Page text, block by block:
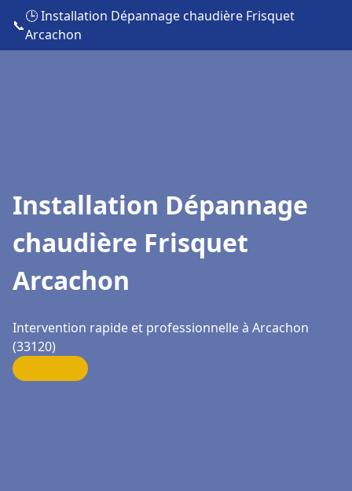
📞
🕒 Installation Dépannage chaudière Frisquet
Arcachon
Installation Dépannage
chaudière Frisquet
Arcachon
Intervention rapide et professionnelle à Arcachon
(33120)